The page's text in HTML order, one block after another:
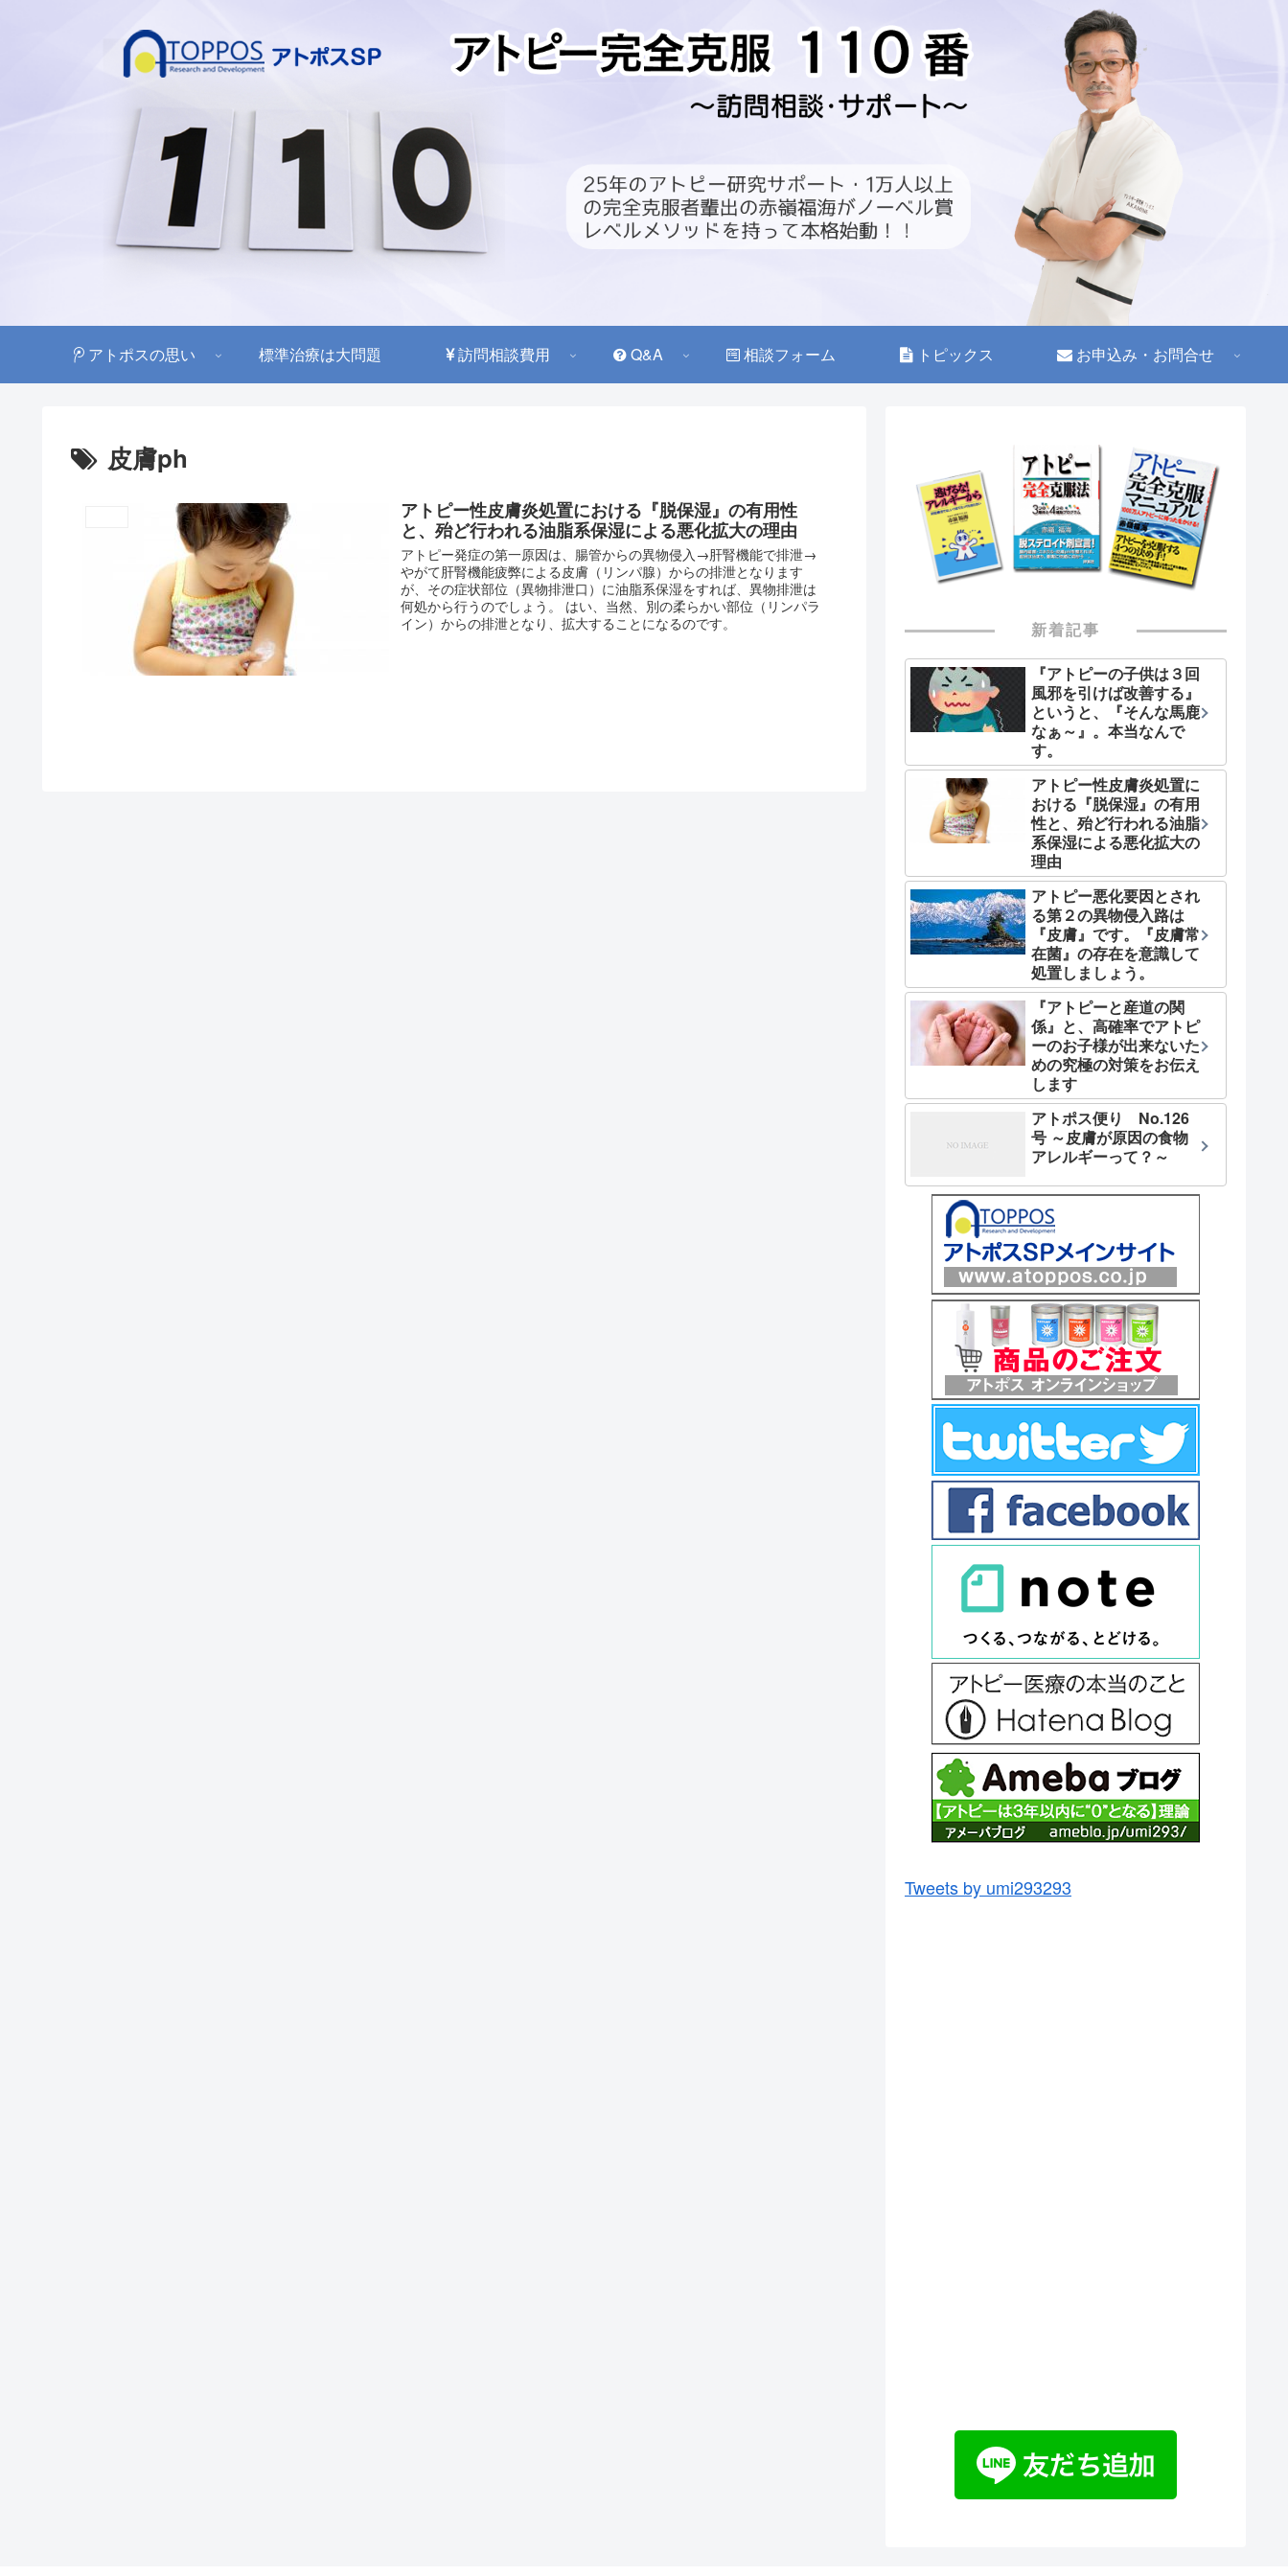
アトピー完全克服１１０番 ～訪問相談・サポート～
アトポスの思い 標準治療は大問題 訪問相談費用 Q&A 相談フォーム トピックス お申込み・お問合せ
皮膚ph
アトピー性皮膚炎処置における『脱保湿』の有用性
と、殆ど行われる油脂系保湿による悪化拡大の理由
アトピー発症の第一原因は、腸管からの異物侵入→肝腎機能で排泄→
やがて肝腎機能疲弊による皮膚（リンパ腺）からの排泄となります
が、その症状部位（異物排泄口）に油脂系保湿をすれば、異物排泄は
何処から行うのでしょう。 はい、当然、別の柔らかい部位（リンパラ
イン）からの排泄となり、拡大することになるのです。
新着記事
『アトピーの子供は３回
風邪を引けば改善する』
というと、『そんな馬鹿
なぁ～』。本当なんで
す。
アトピー性皮膚炎処置に
おける『脱保湿』の有用
性と、殆ど行われる油脂
系保湿による悪化拡大の
理由
アトピー悪化要因とされ
る第２の異物侵入路は
『皮膚』です。『皮膚常
在菌』の存在を意識して
処置しましょう。
『アトピーと産道の関
係』と、高確率でアトピ
ーのお子様が出来ないた
めの究極の対策をお伝え
します
アトポス便り No.126
号 ～皮膚が原因の食物
アレルギーって？～
Tweets by umi293293